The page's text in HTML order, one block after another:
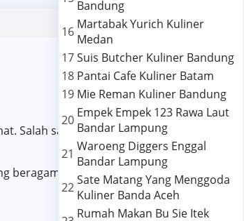
Salah satu menu favorit disini adalah
beragam dan rasa yang lezat, harganya
Bandung
16 Martabak Yurich Kuliner
Medan
17Suis Butcher Kuliner Bandung
18 Pantai Cafe Kuliner Batam
19 Mie Reman Kuliner Bandung
20 Empek Empek 123 Rawa Laut
Bandar Lampung
21 Waroeng Diggers Enggal
Bandar Lampung
22Sate Matang Yang Menggoda
Kuliner Banda Aceh
Rumah Makan Bu Sie Itek